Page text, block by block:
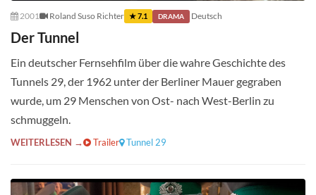
2001 Roland Suso Richter ★ 7.1 DRAMA Deutsch
Der Tunnel
Ein deutscher Fernsehfilm über die wahre Geschichte des
Tunnels 29, der 1962 unter der Berliner Mauer gegraben
wurde, um 29 Menschen von Ost- nach West-Berlin zu
schmuggeln.
WEITERLESEN → Trailer Tunnel 29